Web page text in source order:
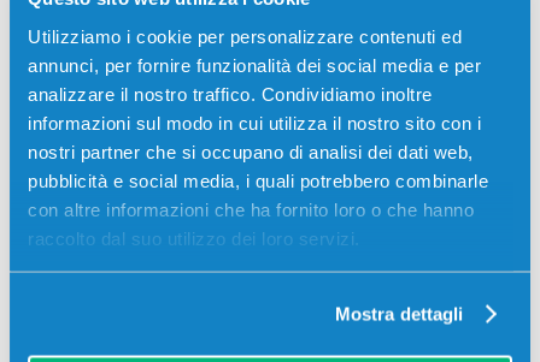
Utilizziamo i cookie per personalizzare contenuti ed
annunci, per fornire funzionalità dei social media e per
analizzare il nostro traffico. Condividiamo inoltre
informazioni sul modo in cui utilizza il nostro sito con i
nostri partner che si occupano di analisi dei dati web,
pubblicità e social media, i quali potrebbero combinarle
con altre informazioni che ha fornito loro o che hanno
raccolto dal suo utilizzo dei loro servizi.
Mostra dettagli
Toner compatibile Canon 3027C002
054H CIANO
Compatibile Alta capacità
Codice:3027C002.C
Toner compatibile Canon 3027C002 054H CIANO 2300
Canon I-SENSYS LBP623CDW, Canon I-SENSYS